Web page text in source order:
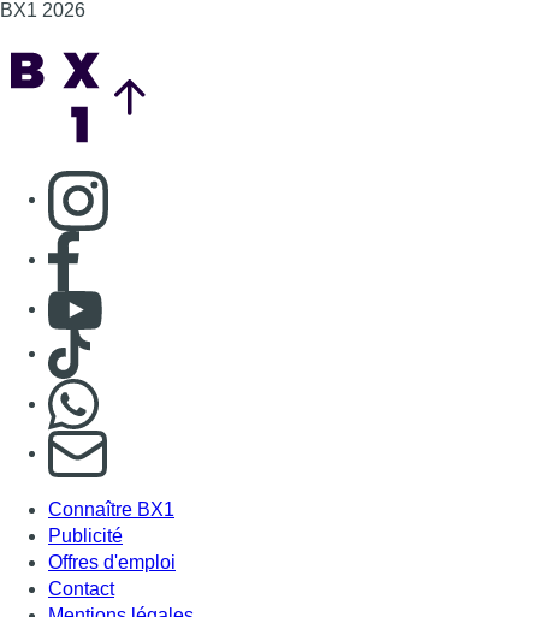
BX1 2026
Consulter page Instagram
Consulter page Facebook
Consulter Youtube
Consulter TikTok
S'abonner à notre newsletter
Connaître BX1
Publicité
Offres d'emploi
Contact